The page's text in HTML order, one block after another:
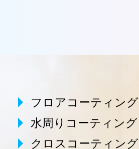
フロアコーティング
水周りコーティング
クロスコーティング